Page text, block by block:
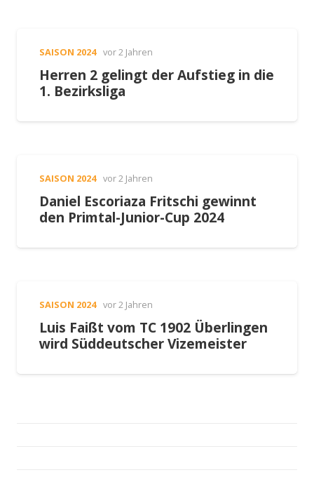
SAISON 2024 vor 2 Jahren
Herren 2 gelingt der Aufstieg in die
1. Bezirksliga
SAISON 2024 vor 2 Jahren
Daniel Escoriaza Fritschi gewinnt
den Primtal-Junior-Cup 2024
SAISON 2024 vor 2 Jahren
Luis Faißt vom TC 1902 Überlingen
wird Süddeutscher Vizemeister